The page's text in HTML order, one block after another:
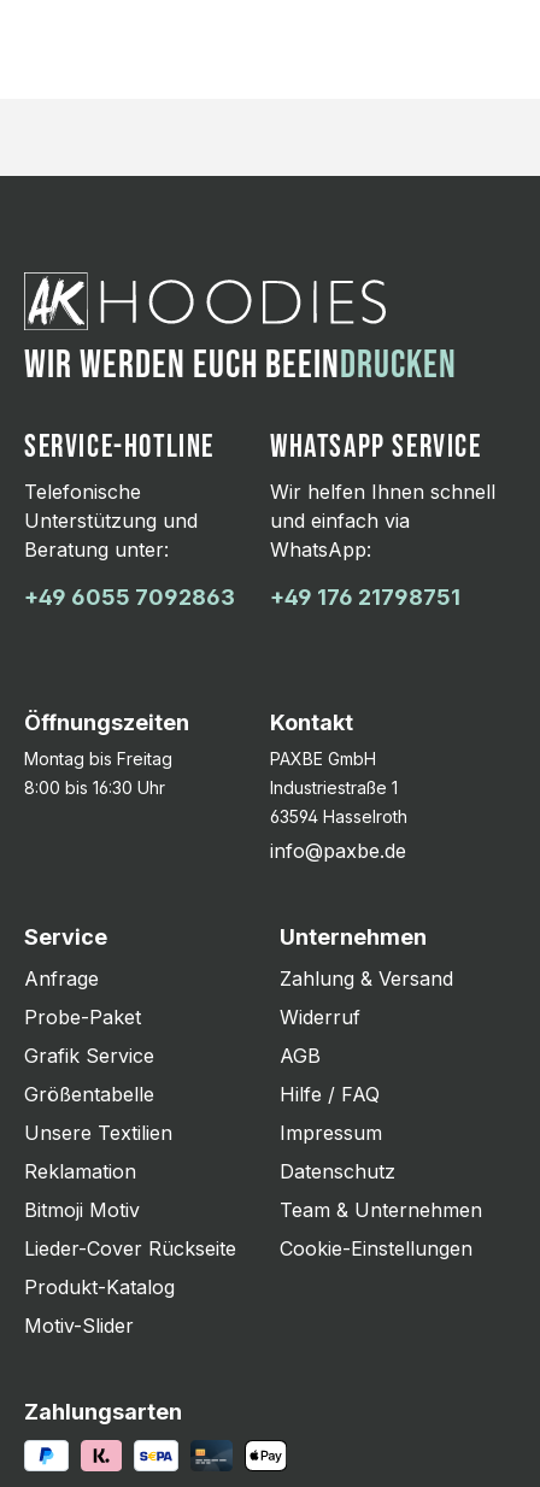
WIR WERDEN EUCH BEEINDRUCKEN
SERVICE-HOTLINE
Telefonische
Unterstützung und
Beratung unter:
+49 6055 7092863
WHATSAPP SERVICE
Wir helfen Ihnen schnell
und einfach via
WhatsApp:
+49 176 21798751
Öffnungszeiten
Montag bis Freitag
8:00 bis 16:30 Uhr
Kontakt
PAXBE GmbH
Industriestraße 1
63594 Hasselroth
info@paxbe.de
Service
Anfrage
Probe-Paket
Grafik Service
Größentabelle
Unsere Textilien
Reklamation
Bitmoji Motiv
Lieder-Cover Rückseite
Produkt-Katalog
Motiv-Slider
Unternehmen
Zahlung & Versand
Widerruf
AGB
Hilfe / FAQ
Impressum
Datenschutz
Team & Unternehmen
Cookie-Einstellungen
Zahlungsarten